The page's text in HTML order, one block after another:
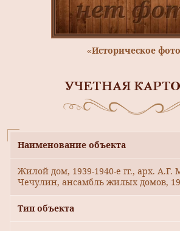
«Историческое
УЧЕТНАЯ
Наименование объекта
Жилой дом, 1939-1940-е гг., арх.
Чечулин, ансамбль жилых домов,
Тип объекта